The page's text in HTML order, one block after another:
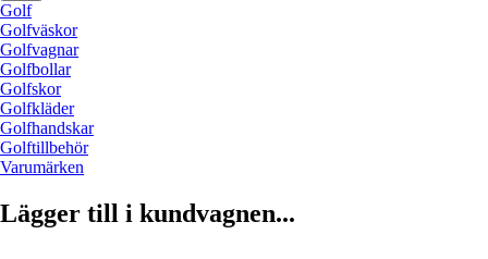
Golf
Golfväskor
Golfvagnar
Golfbollar
Golfskor
Golfkläder
Golfhandskar
Golftillbehör
Varumärken
Lägger till i kundvagnen...